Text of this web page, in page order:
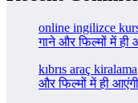
online ingilizce
गाने और फिल्मों में ही
kıbrıs araç kiralama
और फिल्मों में ही